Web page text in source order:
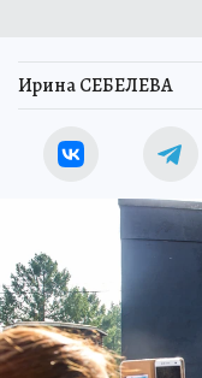
Ирина СЕБЕЛЕВА